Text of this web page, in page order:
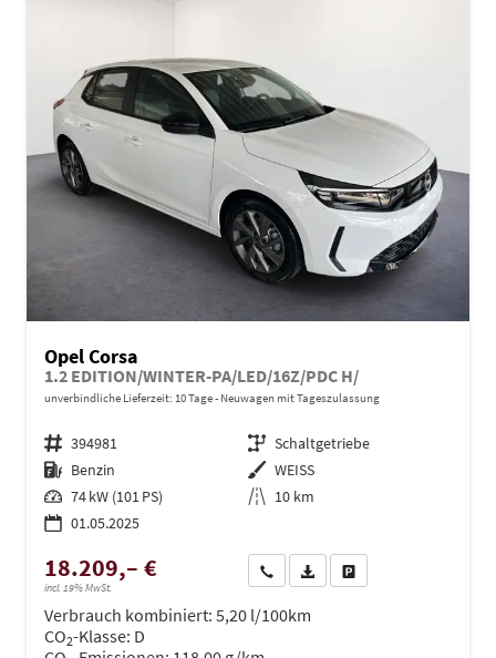
Opel Corsa
1.2 EDITION/WINTER-PA/LED/16Z/PDC H/
unverbindliche Lieferzeit: 10 Tage Neuwagen mit Tageszulassung
Fahrzeugnr. 394981 Getriebe Schaltgetriebe
Kraftstoff Benzin Außenfarbe WEISS
Leistung 74 kW (101 PS) Kilometerstand 10 km
01.05.2025
18.209,– €
incl. 19% MwSt.
Wir rufen Sie anPDF-Datei, Fahrzeugexposé
Verbrauch kombiniert: 5,20 l/100km
CO2-Klasse: D